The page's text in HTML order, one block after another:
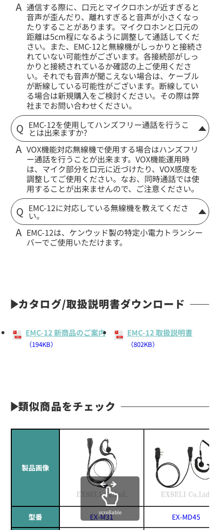
通信する際に、口元とマイクロホンが近すぎると
音声が歪んだり、離れすぎると音声が小さくなっ
たりすることがあります。マイクロホンと口元の
距離は5cm程になるように調整して通話してくだ
さい。また、EMC-12と無線機がしっかりと接続さ
れていない可能性がございます。各接続部がしっ
かりと接続されているか確認の上ご使用くださ
い。それでも音声が聞こえない場合は、ケーブル
が断線している可能性がございます。断線してい
る場合は新規購入をご検討ください。その際は弊
社までお問い合わせください。
EMC-12を使用してハンズフリー通話を行うこ
とは出来ますか?
VOX機能対応無線機で使用する場合はハンズフリ
ー通話を行うことが出来ます。VOX機能運用時
は、マイク部分を口元に近づけたり、VOX感度を
調整してご使用ください。なお、同時通話では使
用することが出来ませんので、ご注意ください。
EMC-12に対応している無線機を教えてくださ
い。
EMC-12は、ケンウッド製の特定小電力トランシー
バーでご使用いただけます。
カタログ/取扱説明書ダウンロード
EMC-12 新商品のご案内
（194KB）
EMC-12 取扱説明書
（802KB）
類似商品をチェック
製品画像
型番 EX-M31 EX-MD45
scrollable